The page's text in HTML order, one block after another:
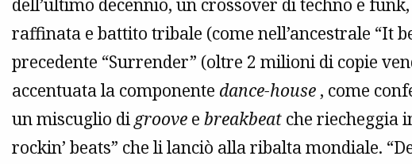
dell’ultimo decennio, un crossover di techno e
raffinata e battito tribale (come nell’ancestrale “It
precedente “Surrender” (oltre 2 milioni di copie
accentuata la componente dance-house , come
un miscuglio digroove e breakbeat che riecheggia
rockin’ beats” che li lanciò alla ribalta mondiale.